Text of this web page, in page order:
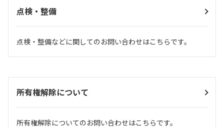
点検・整備
点検・整備などに関してのお問い合わせはこちらです。
所有権解除について
所有権解除についてのお問い合わせはこちらです。